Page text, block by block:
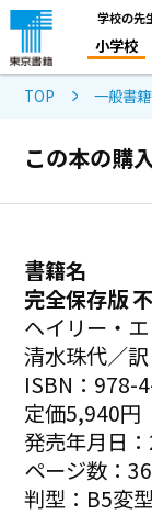
学校の先
小学校
TOP 一般書籍
この本の購
書籍名
完全保存版
ヘイリー・
清水珠代／
ISBN：978-
定価5,940円
発売年月日
ページ数：
判型：B5変